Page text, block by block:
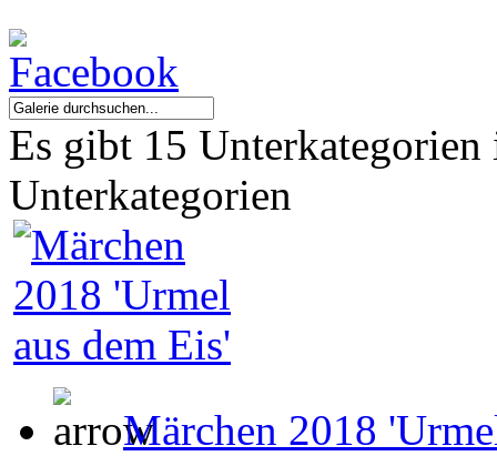
Es gibt 15
Unterkategorien
Märchen 2018